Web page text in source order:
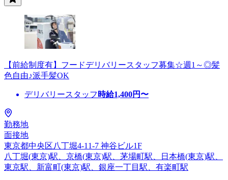
【前給制度有】フードデリバリースタッフ募集☆週1～◎髪
色自由♪派手髪OK
デリバリースタッフ 時給1,400円〜
勤務地
面接地
東京都中央区八丁堀4-11-7 神谷ビル1F
八丁堀(東京)駅、京橋(東京)駅、茅場町駅、日本橋(東京)駅、
東京駅、新富町(東京)駅、銀座一丁目駅、有楽町駅